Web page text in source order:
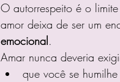
O autorrespeito é o
amor deixa de ser um
emocional.
Amar nunca deveria
que você se humilhe